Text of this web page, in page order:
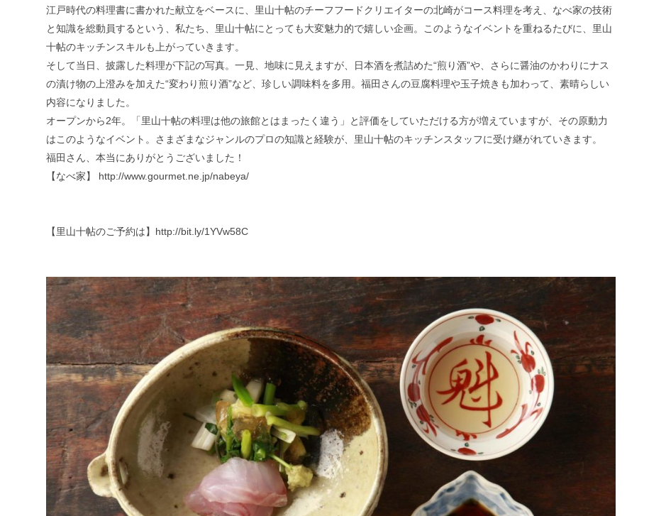
江戸時代の料理書に書かれた献立をベースに、里山十帖のチーフフードクリエイターの北崎がコース料理を考え、なべ家の技術
と知識を総動員するという、私たち、里山十帖にとっても大変魅力的で嬉しい企画。このようなイベントを重ねるたびに、里山
十帖のキッチンスキルも上がっていきます。
そして当日、披露した料理が下記の写真。一見、地味に見えますが、日本酒を煮詰めた“煎り酒”や、さらに醤油のかわりにナス
の漬け物の上澄みを加えた“変わり煎り酒”など、珍しい調味料を多用。福田さんの豆腐料理や玉子焼きも加わって、素晴らしい
内容になりました。
オープンから2年。「里山十帖の料理は他の旅館とはまったく違う」と評価をしていただける方が増えていますが、その原動力
はこのようなイベント。さまざまなジャンルのプロの知識と経験が、里山十帖のキッチンスタッフに受け継がれていきます。
福田さん、本当にありがとうございました！
【なべ家】 http://www.gourmet.ne.jp/nabeya/
【里山十帖のご予約は】 http://bit.ly/1YVw58C